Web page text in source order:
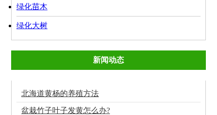
绿化苗木
绿化大树
新闻动态
北海道黄杨的养殖方法
盆栽竹子叶子发黄怎么办?